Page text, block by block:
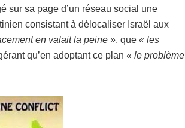
sur sa page d’un réseau social une
consistant à délocaliser Israël aux
en valait la peine », que « les
qu’en adoptant ce plan « le problème